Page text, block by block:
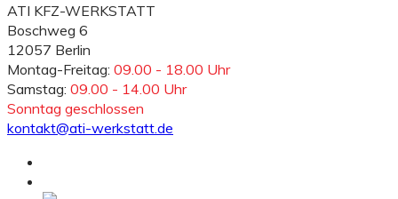
ATI KFZ-WERKSTATT
Boschweg 6
12057 Berlin
Montag-Freitag: 09.00 - 18.00 Uhr
Samstag: 09.00 - 14.00 Uhr
Sonntag geschlossen
kontakt@ati-werkstatt.de